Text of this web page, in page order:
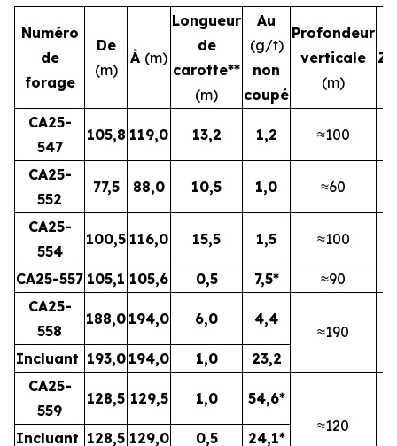
Numéro
de
forage
De
(m)
À (m)
Longueur
de
carotte**
(m)
Au
(g/t)
non
coupé
Profondeur
verticale
(m)
CA25-
547
105,8 119,0 13,2 1,2 ≈100
CA25-
552
77,5 88,0 10,5 1,0 ≈60
CA25-
554
100,5 116,0 15,5 1,5 ≈100
CA25-557 105,1 105,6 0,5 7,5* ≈90
CA25-
558
188,0 194,0 6,0 4,4
≈190
Incluant 193,0 194,0 1,0
23,2
CA25-
559
128,5 129,5 1,0
54,6*
≈120
Incluant 128,5 129,0 0,5
24,1*